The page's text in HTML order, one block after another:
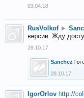
03.04.18
RusVolkof ►
версии. Жду
28.10.17
Sanchez
28.10.17
IgorOrlov http://